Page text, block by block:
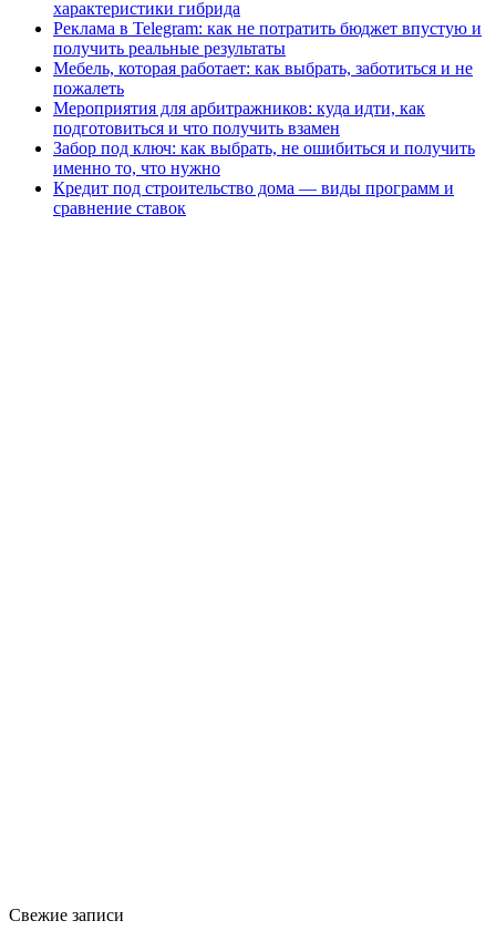
характеристики гибрида
Реклама в Telegram: как не потратить бюджет впустую и
получить реальные результаты
Мебель, которая работает: как выбрать, заботиться и не
пожалеть
Мероприятия для арбитражников: куда идти, как
подготовиться и что получить взамен
Забор под ключ: как выбрать, не ошибиться и получить
именно то, что нужно
Кредит под строительство дома — виды программ и
сравнение ставок
Свежие записи